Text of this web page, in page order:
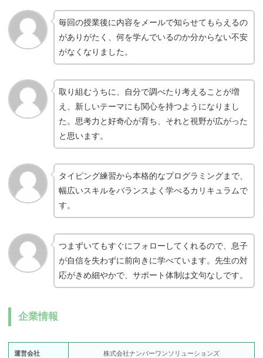
毎回の授業後に内容をメールで知らせてもらえるの
がありがたく、何を学んでいるのか分からない不安
がなくなりました。
取り組むうちに、自分で調べたり考えることが増
え、新しいテーマにも関心を持つようになりまし
た。思考力と好奇心が育ち、それと視野が広がった
と思います。
タイピング練習から本格的なプログラミングまで、
幅広いスキルをバランスよく学べるカリキュラムで
す。
つまずいてもすぐにフォローしてくれるので、息子
が自信を失わずに前向きに学べています。先生の対
応がきめ細やかで、サポート体制は文句なしです。
企業情報
運営会社 株式会社ナンバーワンソリューションズ